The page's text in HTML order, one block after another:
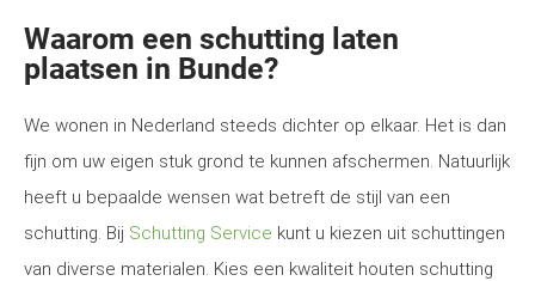
Waarom een schutting laten
plaatsen in Bunde?
We wonen in Nederland steeds dichter op elkaar. Het is dan
fijn om uw eigen stuk grond te kunnen afschermen. Natuurlijk
heeft u bepaalde wensen wat betreft de stijl van een
schutting. Bij Schutting Service kunt u kiezen uit schuttingen
van diverse materialen. Kies een kwaliteit houten schutting